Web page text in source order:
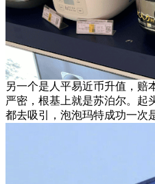
另一个是人平易近币升值，赔
严密，根基上就是苏泊尔。起
都去吸引，泡泡玛特成功一次